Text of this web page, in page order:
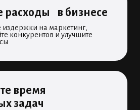
расходы в бизнесе
издержки на маркетинг,
конкурентов и улучшите
время
задач